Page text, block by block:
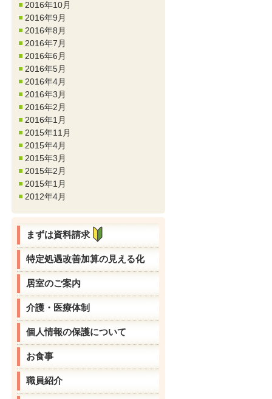
2016年10月
2016年9月
2016年8月
2016年7月
2016年6月
2016年5月
2016年4月
2016年3月
2016年2月
2016年1月
2015年11月
2015年4月
2015年3月
2015年2月
2015年1月
2012年4月
まずは資料請求
特定処遇改善加算の見える化
居室のご案内
介護・医療体制
個人情報の保護について
お食事
職員紹介